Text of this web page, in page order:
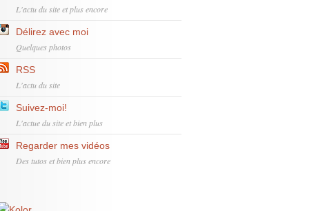
L'actu du site et plus encore
Délirez avec moi
Quelques photos
RSS
L'actu du site
Suivez-moi!
L'actue du site et bien plus
Regarder mes vidéos
Des tutos et bien plus encore